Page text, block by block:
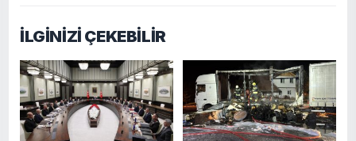
İLGİNİZİ ÇEKEBİLİR